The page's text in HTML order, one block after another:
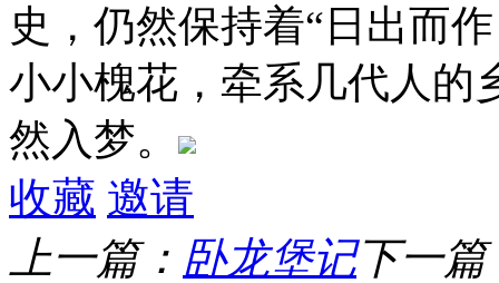
史，仍然保持着“日出而
小小槐花，牵系几代人的
然入梦。
收藏 邀请
上一篇： 卧龙堡记下一篇